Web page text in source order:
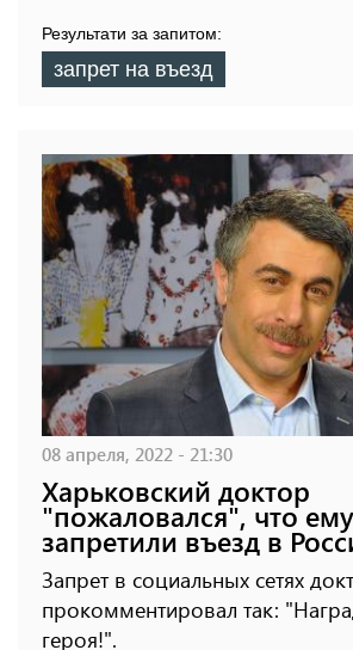
Результати за запитом:
запрет на въезд
08 апреля, 2022 - 21:30
Харьковский доктор
"пожаловался", что ему
запретили въезд в
Запрет в социальных сетях
прокомментировал так:
героя!".